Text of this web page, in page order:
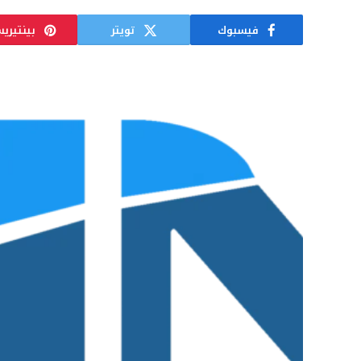
فيسبوك تويتر